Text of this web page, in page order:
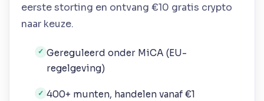
eerste storting en ontvang €10 gratis crypto
naar keuze.
✓ Gereguleerd onder MiCA (EU-
regelgeving)
✓ 400+ munten, handelen vanaf €1